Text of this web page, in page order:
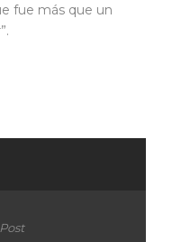
fue más que un